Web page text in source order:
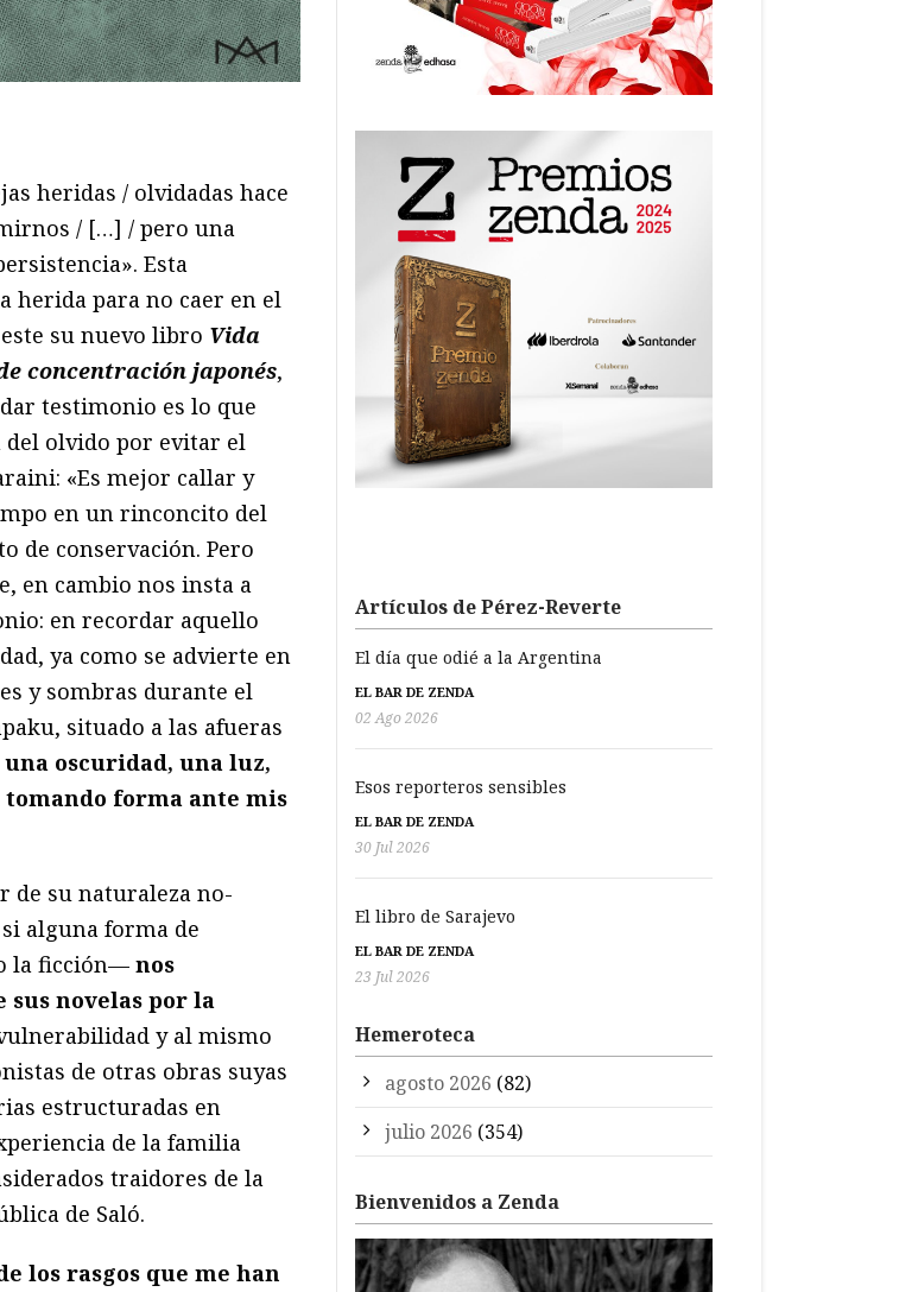
heridas / olvidadas hace
/ […] / pero una
Esta
herida para no caer en el
su nuevo libro Vida
concentración japonés,
testimonio es lo que
del olvido por evitar el
«Es mejor callar y
en un rinconcito del
de conservación. Pero
en cambio nos insta a
en recordar aquello
ya como se advierte en
y sombras durante el
situado a las afueras
una oscuridad, una luz,
tomando forma ante mis
de su naturaleza no-
alguna forma de
la ficción— nos
novelas por la
y al mismo
de otras obras suyas
estructuradas en
de la familia
traidores de la
de Saló.
los rasgos que me han
Artículos de Pérez-Reverte
El día que odié a la Argentina
EL BAR DE ZENDA
02 Ago 2026
Esos reporteros sensibles
EL BAR DE ZENDA
30 Jul 2026
El libro de Sarajevo
EL BAR DE ZENDA
23 Jul 2026
Hemeroteca
agosto 2026 (82)
julio 2026 (354)
Bienvenidos a Zenda